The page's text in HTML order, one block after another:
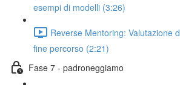
esempi di modelli (3:26)
Reverse Mentoring: Valutazione
fine percorso (2:21)
Fase 7 - padroneggiamo